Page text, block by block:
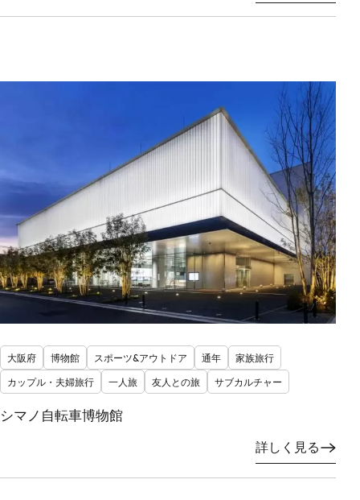
大阪府 博物館 スポーツ&アウトドア 通年
家族旅行
カップル・夫婦旅行
一人旅 友人との旅 サブカルチャー
シマノ自転車博物館
詳しく見る